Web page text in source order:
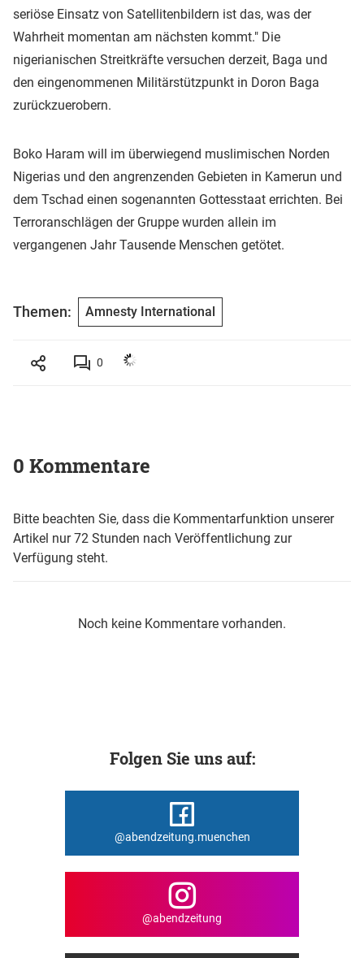
seriöse Einsatz von Satellitenbildern ist das, was der
Wahrheit momentan am nächsten kommt." Die
nigerianischen Streitkräfte versuchen derzeit, Baga und
den eingenommenen Militärstützpunkt in Doron Baga
zurückzuerobern.
Boko Haram will im überwiegend muslimischen Norden
Nigerias und den angrenzenden Gebieten in Kamerun und
dem Tschad einen sogenannten Gottesstaat errichten. Bei
Terroranschlägen der Gruppe wurden allein im
vergangenen Jahr Tausende Menschen getötet.
Themen: Amnesty International
0
0 Kommentare
Bitte beachten Sie, dass die Kommentarfunktion unserer
Artikel nur 72 Stunden nach Veröffentlichung zur
Verfügung steht.
Noch keine Kommentare vorhanden.
Folgen Sie uns auf:
@abendzeitung.muenchen
@abendzeitung